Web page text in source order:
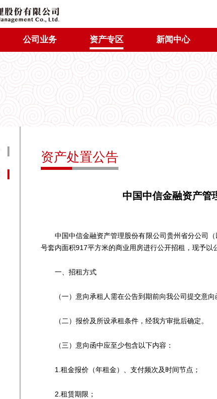
公司业务 资产专区 新闻中心
资产处置公告
中国中信金融资产管理
中国中信金融资产管理股份有限公司贵州省分公司（
号套内面积917平方米的商业用房进行公开招租，现予以
一、招租方式
（一）意向承租人需在公告到期前向我公司提交意向
（二）报价及所设承租条件，经我方审批后确定。
（三）意向函中应至少包含以下内容：
1.租金报价（年租金）、支付频次及时间节点；
2.租赁期限；